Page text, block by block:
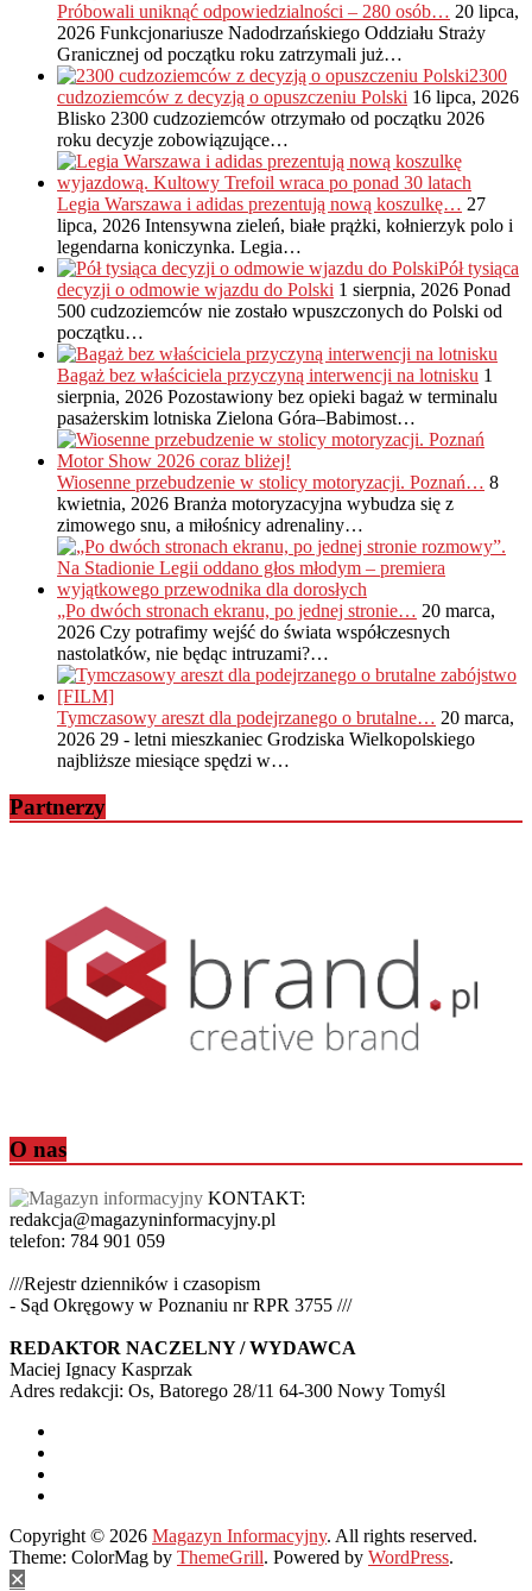
Próbowali uniknąć odpowiedzialności – 280 osób… 20 lipca,
2026 Funkcjonariusze Nadodrzańskiego Oddziału Straży
Granicznej od początku roku zatrzymali już…
2300
cudzoziemców z decyzją o opuszczeniu Polski 16 lipca, 2026
Blisko 2300 cudzoziemców otrzymało od początku 2026
roku decyzje zobowiązujące…
Legia Warszawa i adidas prezentują nową koszulkę… 27
lipca, 2026 Intensywna zieleń, białe prążki, kołnierzyk polo i
legendarna koniczynka. Legia…
Pół tysiąca
decyzji o odmowie wjazdu do Polski 1 sierpnia, 2026 Ponad
500 cudzoziemców nie zostało wpuszczonych do Polski od
początku…
Bagaż bez właściciela przyczyną interwencji na lotnisku 1
sierpnia, 2026 Pozostawiony bez opieki bagaż w terminalu
pasażerskim lotniska Zielona Góra–Babimost…
Wiosenne przebudzenie w stolicy motoryzacji. Poznań… 8
kwietnia, 2026 Branża motoryzacyjna wybudza się z
zimowego snu, a miłośnicy adrenaliny…
„Po dwóch stronach ekranu, po jednej stronie… 20 marca,
2026 Czy potrafimy wejść do świata współczesnych
nastolatków, nie będąc intruzami?…
Tymczasowy areszt dla podejrzanego o brutalne… 20 marca,
2026 29 - letni mieszkaniec Grodziska Wielkopolskiego
najbliższe miesiące spędzi w…
Partnerzy
O nas
KONTAKT:
redakcja@magazyninformacyjny.pl
telefon: 784 901 059
///Rejestr dzienników i czasopism
- Sąd Okręgowy w Poznaniu nr RPR 3755 ///
REDAKTOR NACZELNY / WYDAWCA
Maciej Ignacy Kasprzak
Adres redakcji: Os, Batorego 28/11 64-300 Nowy Tomyśl
Copyright © 2026 Magazyn Informacyjny. All rights reserved.
Theme: ColorMag by ThemeGrill. Powered by WordPress.
✕